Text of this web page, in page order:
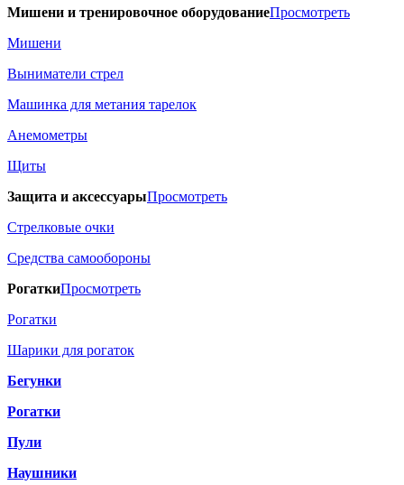
Мишени и тренировочное оборудованиеПросмотреть
Мишени
Выниматели стрел
Машинка для метания тарелок
Анемометры
Щиты
Защита и аксессуарыПросмотреть
Стрелковые очки
Средства самообороны
РогаткиПросмотреть
Рогатки
Шарики для рогаток
Бегунки
Рогатки
Пули
Наушники